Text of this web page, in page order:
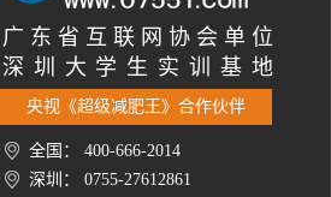
广 东 省 互 联 网 协 会 单 位
深 圳 大 学 生 实 训 基 地
央视《超级减肥王》合作伙伴
全国： 400-666-2014
深圳： 0755-27612861